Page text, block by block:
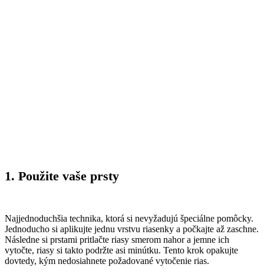
1. Použite vaše prsty
Najjednoduchšia technika, ktorá si nevyžadujú špeciálne pomôcky.
Jednoducho si aplikujte jednu vrstvu riasenky a počkajte až zaschne.
Následne si prstami pritlačte riasy smerom nahor a jemne ich
vytočte, riasy si takto podržte asi minútku. Tento krok opakujte
dovtedy, kým nedosiahnete požadované vytočenie rias.